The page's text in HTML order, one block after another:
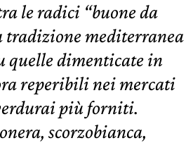
le radici “buone da
tradizione mediterranea
quelle dimenticate in
reperibili nei mercati
più forniti.
scorzobianca,